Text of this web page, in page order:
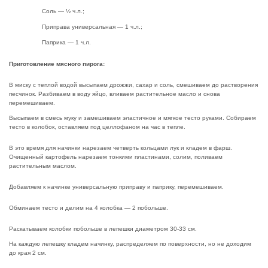
Соль — ½ ч.л.;
Приправа универсальная — 1 ч.л.;
Паприка — 1 ч.л.
Приготовление мясного пирога:
В миску с теплой водой высыпаем дрожжи, сахар и соль, смешиваем до растворения
песчинок. Разбиваем в воду яйцо, вливаем растительное масло и снова
перемешиваем.
Высыпаем в смесь муку и замешиваем эластичное и мягкое тесто руками. Собираем
тесто в колобок, оставляем под целлофаном на час в тепле.
В это время для начинки нарезаем четверть кольцами лук и кладем в фарш.
Очищенный картофель нарезаем тонкими пластинами, солим, поливаем
растительным маслом.
Добавляем к начинке универсальную приправу и паприку, перемешиваем.
Обминаем тесто и делим на 4 колобка — 2 побольше.
Раскатываем колобки побольше в лепешки диаметром 30-33 см.
На каждую лепешку кладем начинку, распределяем по поверхности, но не доходим
до края 2 см.